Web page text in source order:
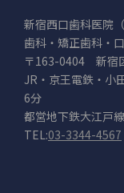
新宿西口歯科医院
歯科・矯正歯科・
〒163-0404 新宿
JR・京王電鉄・小
6分
都営地下鉄大江戸
TEL:03-3344-4567